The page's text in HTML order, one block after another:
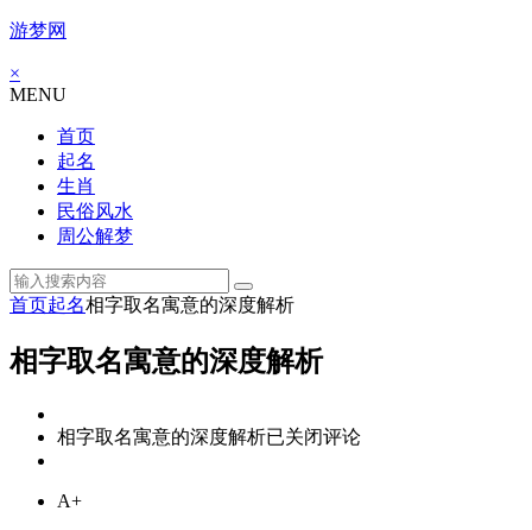
游梦网
×
MENU
首页
起名
生肖
民俗风水
周公解梦
首页起名相字取名寓意的深度解析
相字取名寓意的深度解析
相字取名寓意的深度解析已关闭评论
A+